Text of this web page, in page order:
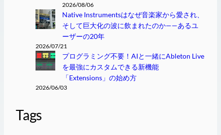
2026/08/06
Native Instrumentsはなぜ音楽家から愛され、
そして巨大化の波に飲まれたのか——あるユ
ーザーの20年
2026/07/21
プログラミング不要！AIと一緒にAbleton Live
を最強にカスタムできる新機能
「Extensions」の始め方
2026/06/03
Tags